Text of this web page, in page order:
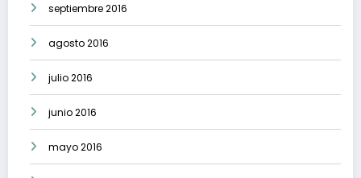
septiembre 2016
agosto 2016
julio 2016
junio 2016
mayo 2016